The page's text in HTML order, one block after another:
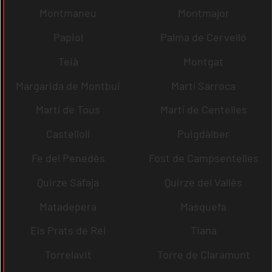
Montmaneu
Montmajor
Papiol
Palma de Cervelló
Teià
Montgat
Margarida de Montbui
Martí Sarroca
Martí de Tous
Martí de Centelles
Castellolí
Puigdàlber
Fe del Penedès
Fost de Campsentelles
Quirze Safaja
Quirze del Vallès
Matadepera
Masquefa
Els Prats de Rei
Tiana
Torrelavit
Torre de Claramunt